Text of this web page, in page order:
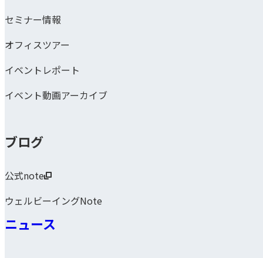
セミナー情報
オフィスツアー
イベントレポート
イベント動画アーカイブ
ブログ
公式note
ウェルビーイングNote
ニュース